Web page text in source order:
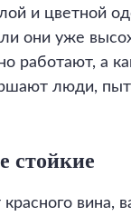
и цветной
они уже
работают, а
люди,
стойкие
вина,